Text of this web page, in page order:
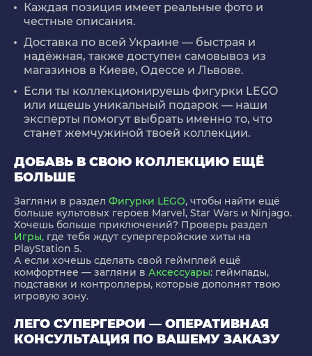
Каждая позиция имеет реальные фото и
честные описания.
Доставка по всей Украине — быстрая и
надёжная, также доступен самовывоз из
магазинов в Киеве, Одессе и Львове.
Если ты коллекционируешь фигурки LEGO
или ищешь уникальный подарок — наши
эксперты помогут выбрать именно то, что
станет жемчужиной твоей коллекции.
ДОБАВЬ В СВОЮ КОЛЛЕКЦИЮ ЕЩЁ
БОЛЬШЕ
Загляни в раздел Фигурки LEGO, чтобы найти ещё
больше культовых героев Marvel, Star Wars и Ninjago.
Хочешь больше приключений? Проверь раздел
Игры, где тебя ждут супергеройские хиты на
PlayStation 5.
А если хочешь сделать свой геймплей ещё
комфортнее — загляни в Аксессуары: геймпады,
подставки и контроллеры, которые дополнят твою
игровую зону.
ЛЕГО СУПЕРГЕРОИ — ОПЕРАТИВНАЯ
КОНСУЛЬТАЦИЯ ПО ВАШЕМУ ЗАКАЗУ